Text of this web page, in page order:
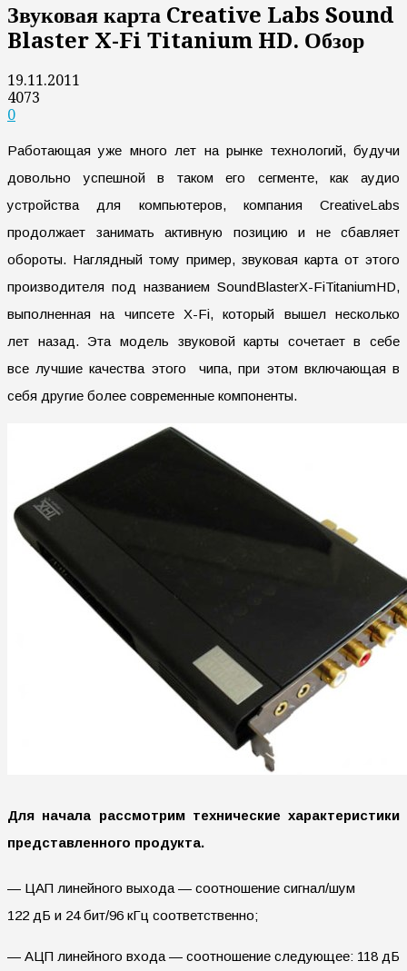
Звуковая карта Creative Labs Sound
Blaster X-Fi Titanium HD. Обзор
19.11.2011
4073
0
Работающая уже много лет на рынке технологий, будучи
довольно успешной в таком его сегменте, как аудио
устройства для компьютеров, компания CreativeLabs
продолжает занимать активную позицию и не сбавляет
обороты. Наглядный тому пример, звуковая карта от этого
производителя под названием SoundBlasterX-FiTitaniumHD,
выполненная на чипсете X-Fi, который вышел несколько
лет назад. Эта модель звуковой карты сочетает в себе
все лучшие качества этого чипа, при этом включающая в
себя другие более современные компоненты.
Для начала рассмотрим технические характеристики
представленного продукта.
— ЦАП линейного выхода — соотношение сигнал/шум
122 дБ и 24 бит/96 кГц соответственно;
— АЦП линейного входа — соотношение следующее: 118 дБ